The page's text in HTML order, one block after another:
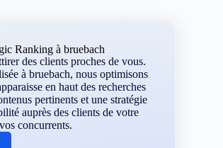
Ranking à bruebach
des clients proches de vous.
à bruebach, nous optimisons
en haut des recherches
pertinents et une stratégie
auprès des clients de votre
concurrents.